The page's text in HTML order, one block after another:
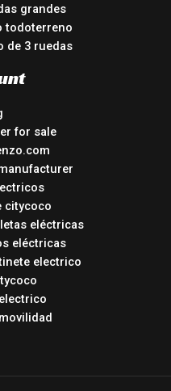
grandes
todoterreno
de 3 ruedas
for sale
citycoco
eléctricas
eléctricas
electrico